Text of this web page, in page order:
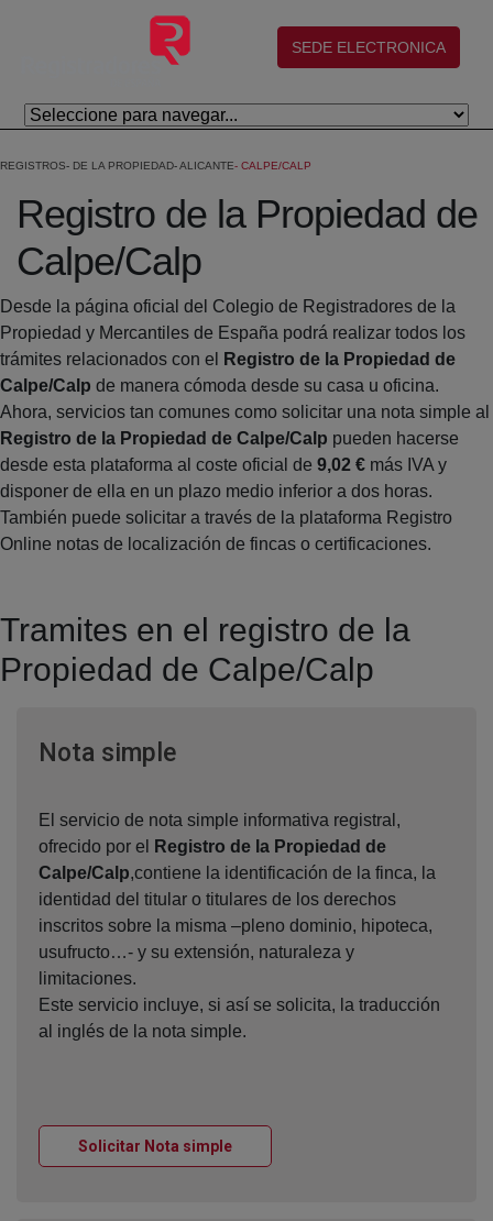
Skip to Main Content
(abre en nueva ventana)
SEDE ELECTRONICA
REGISTROS DE LA PROPIEDAD ALICANTE CALPE/CALP
Registro de la Propiedad de
Calpe/Calp
Desde la página oficial del Colegio de Registradores de la
Propiedad y Mercantiles de España podrá realizar todos los
trámites relacionados con el
Registro de la Propiedad de
Calpe/Calp de manera cómoda desde su casa u oficina.
Ahora, servicios tan comunes como solicitar una nota simple al
Registro de la Propiedad de Calpe/Calp pueden hacerse
desde esta plataforma al coste oficial de 9,02 € más IVA y
disponer de ella en un plazo medio inferior a dos horas.
También puede solicitar a través de la plataforma Registro
Online notas de localización de fincas o certificaciones.
Tramites en el registro de la
Propiedad de Calpe/Calp
Nota simpleVentana nueva
El servicio de nota simple informativa registral,
ofrecido por el
Registro de la Propiedad de
Calpe/Calp,contiene la identificación de la finca, la
identidad del titular o titulares de los derechos
inscritos sobre la misma –pleno dominio, hipoteca,
usufructo…- y su extensión, naturaleza y
limitaciones.
Este servicio incluye, si así se solicita, la traducción
al inglés de la nota simple.
Solicitar Nota simpleVentana nueva